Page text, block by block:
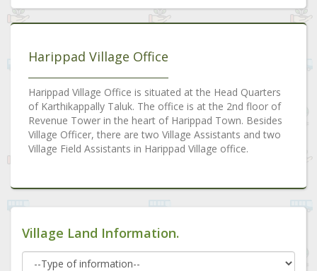
Harippad Village Office
Harippad Village Office is situated at the Head Quarters
of Karthikappally Taluk. The office is at the 2nd floor of
Revenue Tower in the heart of Harippad Town. Besides
Village Officer, there are two Village Assistants and two
Village Field Assistants in Harippad Village office.
Village Land Information.